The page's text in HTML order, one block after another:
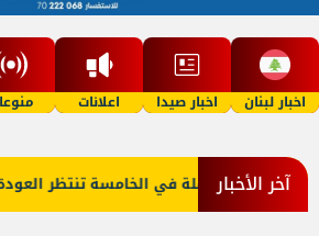
اخبار لبنان اخبار صيدا اعلانات
آخر الأخبار
"أمل"؟ طفلة في الخامسة تنتظر العودة